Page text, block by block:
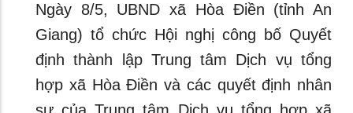
Ngày 8/5, UBND xã Hòa Điền (tỉnh An
Giang) tổ chức Hội nghị công bố Quyết
định thành lập Trung tâm Dịch vụ tổng
hợp xã Hòa Điền và các quyết định nhân